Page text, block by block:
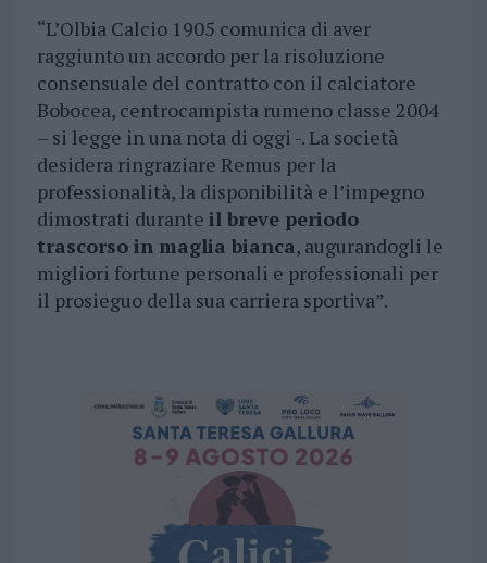
“L’Olbia Calcio 1905 comunica di aver
raggiunto un accordo per la risoluzione
consensuale del contratto con il calciatore
Bobocea, centrocampista rumeno classe 2004
– si legge in una nota di oggi -. La società
desidera ringraziare Remus per la
professionalità, la disponibilità e l’impegno
dimostrati durante il breve periodo
trascorso in maglia bianca, augurandogli le
migliori fortune personali e professionali per
il prosieguo della sua carriera sportiva”.